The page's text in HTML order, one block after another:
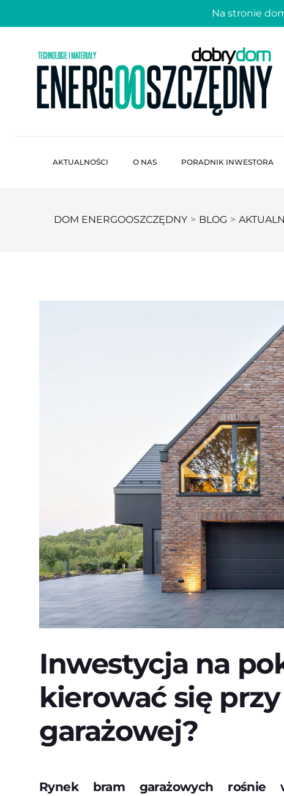
Na stronie
AKTUALNOŚCI O NAS PORADNIK INWESTORA
DOM ENERGOOSZCZĘDNY > BLOG >
Inwestycja na
kierować się
garażowej?
Rynek bram garażowych